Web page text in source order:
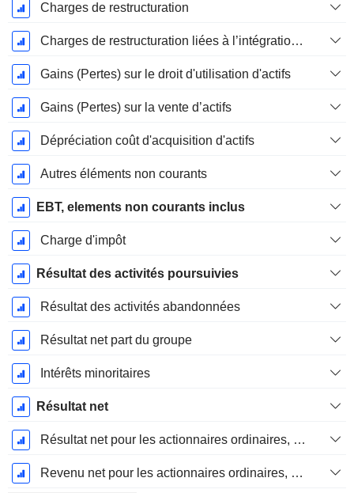
Charges de restructuration
Charges de restructuration liées à l’intégration d’une nouvelle activité (Fusions, Acquisitions)
Gains (Pertes) sur le droit d'utilisation d'actifs
Gains (Pertes) sur la vente d’actifs
Dépréciation coût d'acquisition d'actifs
Autres éléments non courants
EBT, elements non courants inclus
Charge d'impôt
Résultat des activités poursuivies
Résultat des activités abandonnées
Résultat net part du groupe
Intérêts minoritaires
Résultat net
Résultat net pour les actionnaires ordinaires, éléments exceptionnels inclus.
Revenu net pour les actionnaires ordinaires, hors éléments exceptionnelsRésultat net pour les actionnaires ordinaires, éléments exceptionnels exclus.